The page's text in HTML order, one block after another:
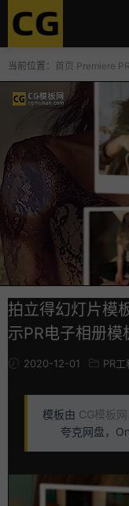
当前位置： 首页 Premiere
拍立得幻灯片模
示PR电子相册
2020-12-01 PR
模板由 CG模板网
夸克网盘，